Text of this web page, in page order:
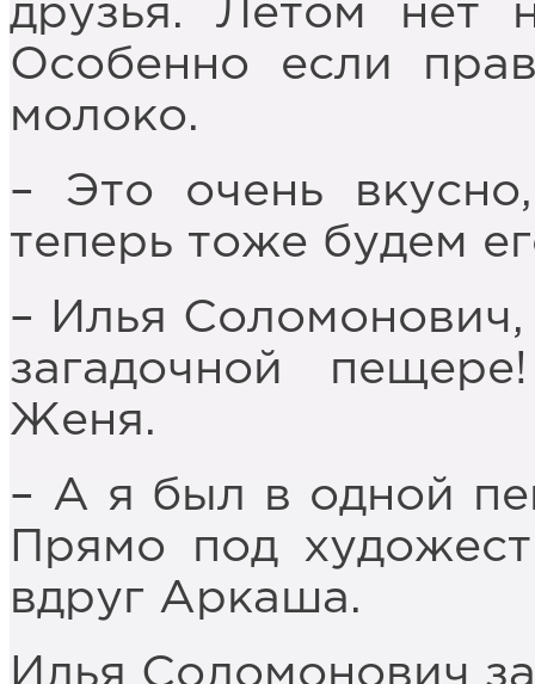
друзья. Летом нет
Особенно если
молоко.
– Это очень
теперь тоже будем
– Илья
загадочной
Женя.
– А я был в одной
Прямо под
вдруг Аркаша.
Илья Соломонович